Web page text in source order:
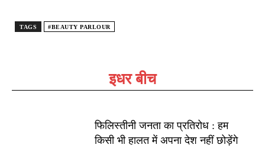
इधर बीच
फिलिस्तीनी जनता का प्रतिरोध : हम
किसी भी हालत में अपना देश नहीं छोड़ेंगे
TAGS #BEAUTY PARLOUR